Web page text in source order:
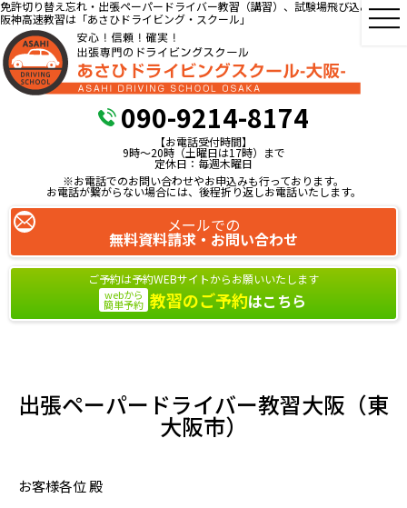
免許切り替え忘れ・出張ペーパードライバー教習（講習）、試験場飛び込み教習、
阪神高速教習は「あさひドライビング・スクール」
090-9214-8174
【お電話受付時間】
9時～20時（土曜日は17時）まで
定休日：毎週木曜日
※お電話でのお問い合わせやお申込みも行っております。
お電話が繋がらない場合には、後程折り返しお電話いたします。
メールでの
無料資料請求・お問い合わせ
ご予約は予約WEBサイトからお願いいたします
webから
簡単予約 教習のご予約はこちら
出張ペーパードライバー教習大阪（東
大阪市）
お客様各位 殿